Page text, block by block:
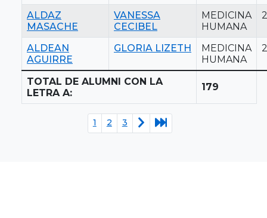
ALDAZ
MASACHE
VANESSA
CECIBEL
MEDICINA
HUMANA
ALDEAN
AGUIRRE
GLORIA LIZETH
MEDICINA
HUMANA
TOTAL DE ALUMNI CON LA
LETRA A:
179
1 2 3